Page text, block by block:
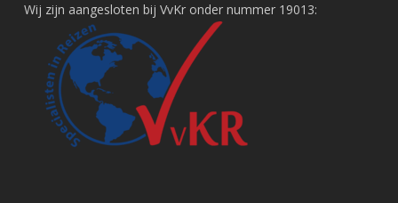
Wij zijn aangesloten bij VvKr onder nummer 19013: